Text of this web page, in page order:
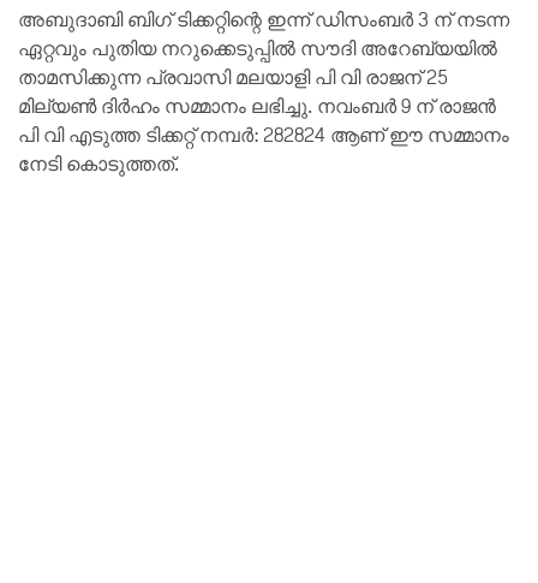
അബുദാബി ബിഗ് ടിക്കറ്റിന്റെ ഇന്ന് ഡിസംബർ 3 ന് നടന്ന
ഏറ്റവും പുതിയ നറുക്കെടുപ്പിൽ സൗദി അറേബ്യയിൽ
താമസിക്കുന്ന പ്രവാസി മലയാളി പി വി രാജന് 25
മില്യൺ ദിർഹം സമ്മാനം ലഭിച്ചു. നവംബർ 9 ന് രാജൻ
പി വി എടുത്ത ടിക്കറ്റ് നമ്പർ: 282824 ആണ് ഈ സമ്മാനം
നേടി കൊടുത്തത്.